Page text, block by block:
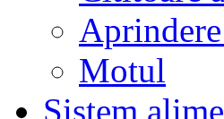
Motul
Sistem